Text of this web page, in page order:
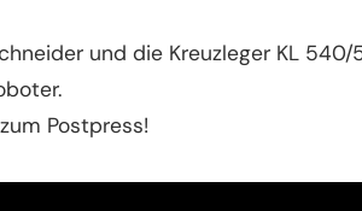
und die Kreuzleger KL
Postpress!